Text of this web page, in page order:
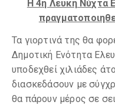
Η 4η Λευκή Νύχτα
Τα γιορτινά της θα
Δημοτική Ενότητα
υποδεχθεί χιλιάδες
διασκεδάσουν με
θα πάρουν μέρος σε